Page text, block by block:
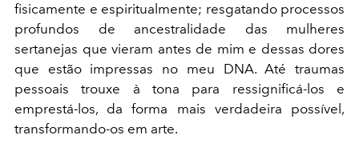
fisicamente e espiritualmente; resgatando processos
profundos de ancestralidade das mulheres
sertanejas que vieram antes de mim e dessas dores
que estão impressas no meu DNA. Até traumas
pessoais trouxe à tona para ressignificá-los e
emprestá-los, da forma mais verdadeira possível,
transformando-os em arte.